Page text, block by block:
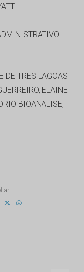
DE TRES LAGOAS
ELAINE
BIOANALISE,